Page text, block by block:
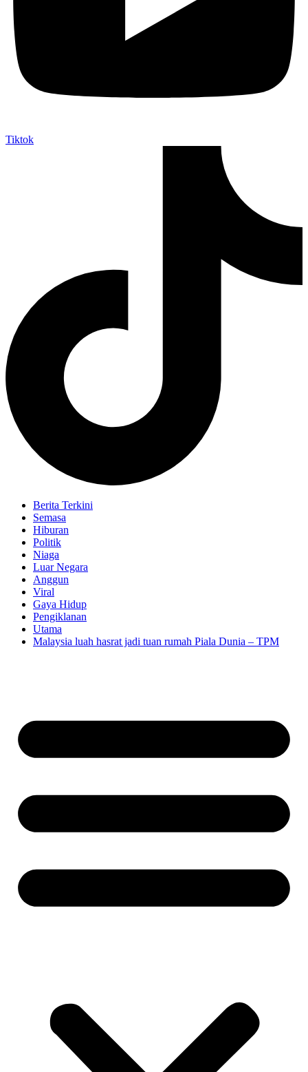
Tiktok
Berita Terkini
Semasa
Hiburan
Politik
Niaga
Luar Negara
Anggun
Viral
Gaya Hidup
Pengiklanan
Utama
Malaysia luah hasrat jadi tuan rumah Piala Dunia – TPM